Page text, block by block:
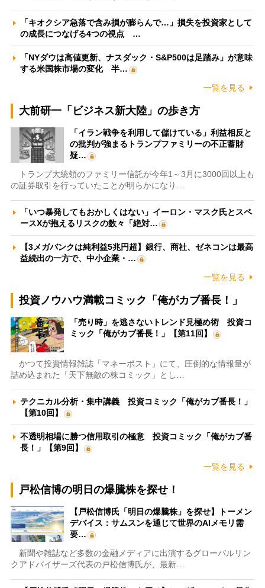
「キオクシア急落で含み損が膨らんで…」損失を投資家として
の成長につなげる4つの視点 …
「NYダウは高値更新、ナスダック・S&P500は足踏み」が意味
する米国株市場の変化 半…
一覧を見る
大前研一「ビジネス新大陸」の歩き方
「イラン戦争を利用して儲けている」利益相反と
の批判が強まるトランプファミリーの不正蓄財
疑…
トランプ大統領のファミリー信託が今年1～3月に3000回以上も
の証券取引を行っていたことが明らかになり…
「いつ暴発してもおかしくはない」イーロン・マスク氏とスペ
ースXが抱えるリスクの数々「絶対…
【3メガバンクは純利益5兆円超】銀行、商社、ゼネコンは最高
益続出の一方で、中小企業・…
一覧を見る
投資ノウハウ満載コミック「俺がカブ番長！」
「売り時」を逃さないトレンド見極め術 投資コ
ミック「俺がカブ番長！」【第11回】
かつて投資情報雑誌「マネーポスト」にて、圧倒的な情報量が
詰め込まれた「天下無敵の株コミック」とし…
テクニカル分析・集中講義 投資コミック「俺がカブ番長！」
【第10回】
不透明相場に勝つ信用取引の極意 投資コミック「俺がカブ番
長！」【第9回】
一覧を見る
戸松信博の明日の爆騰株を探せ！
【戸松信博氏「明日の爆騰株」を探せ】トーメン
デバイス：サムスンを通じて世界のAIメモリ需
要…
新聞や雑誌など多数の金融メディアに出演するグローバルリン
クアドバイザーズ代表の戸松信博氏が、最新…